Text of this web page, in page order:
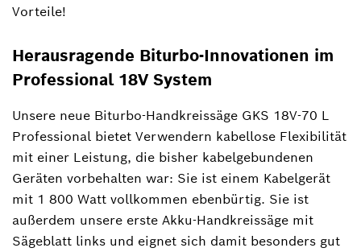
Vorteile!
Herausragende Biturbo-Innovationen im
Professional 18V System
Unsere neue Biturbo-Handkreissäge GKS 18V-70 L
Professional bietet Verwendern kabellose Flexibilität
mit einer Leistung, die bisher kabelgebundenen
Geräten vorbehalten war: Sie ist einem Kabelgerät
mit 1 800 Watt vollkommen ebenbürtig. Sie ist
außerdem unsere erste Akku-Handkreissäge mit
Sägeblatt links und eignet sich damit besonders gut